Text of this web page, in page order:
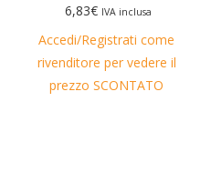
6,83€ IVA inclusa
Accedi/Registrati come
rivenditore per vedere il
prezzo SCONTATO